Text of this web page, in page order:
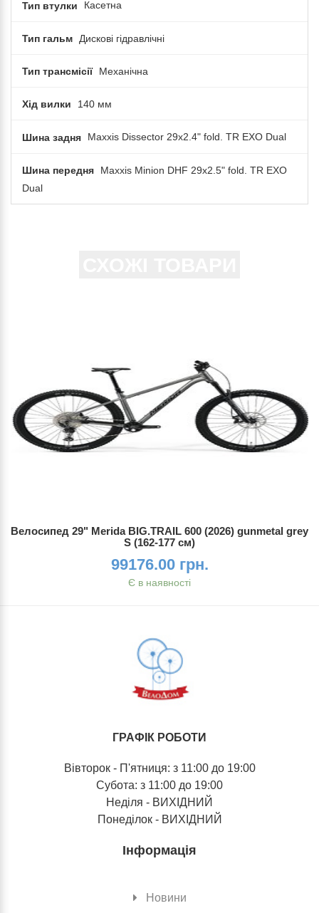
Тип втулки Касетна
Тип гальм Дискові гідравлічні
Тип трансмісії Механічна
Хід вилки 140 мм
Шина задня Maxxis Dissector 29x2.4" fold. TR EXO Dual
Шина передня
Maxxis Minion DHF 29x2.5" fold. TR EXO
Dual
Велосипед 29" Merida BIG.TRAIL 600 (2026) gunmetal grey
S (162-177 см)
99176.00 грн.
Є в наявності
ГРАФІК РОБОТИ
Вівторок - П'ятниця: з 11:00 до 19:00
Субота: з 11:00 до 19:00
Неділя - ВИХІДНИЙ
Понеділок - ВИХІДНИЙ
Інформація
Новини